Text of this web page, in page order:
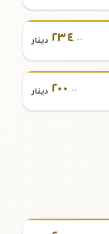
٢٣٤.٠٠ دينار
٢٠٠.٠٠ دينار